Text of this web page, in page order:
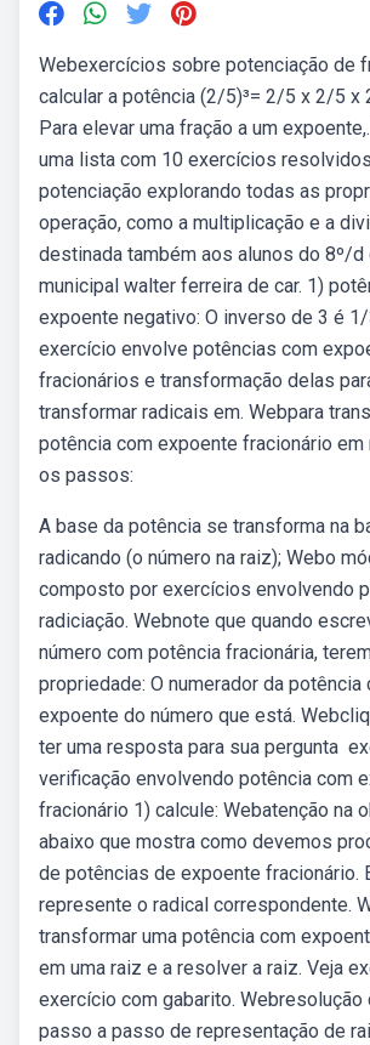
Webexercícios sobre potenciação de
calcular a potência (2/5)³= 2/5 x 2/5 x
Para elevar uma fração a um
uma lista com 10 exercícios
potenciação explorando todas as
operação, como a multiplicação e a
destinada também aos alunos do 8º/d
municipal walter ferreira de car. 1)
expoente negativo: O inverso de 3 é
exercício envolve potências com
fracionários e transformação delas
transformar radicais em. Webpara
potência com expoente fracionário
os passos:
A base da potência se transforma na
radicando (o número na raiz); Webo
composto por exercícios envolvendo
radiciação. Webnote que quando
número com potência fracionária,
propriedade: O numerador da potência
expoente do número que está.
ter uma resposta para sua pergunta
verificação envolvendo potência com
fracionário 1) calcule: Webatenção na
abaixo que mostra como devemos
de potências de expoente fracionário.
represente o radical correspondente.
transformar uma potência com
em uma raiz e a resolver a raiz. Veja
exercício com gabarito. Webresolução
passo a passo de representação de